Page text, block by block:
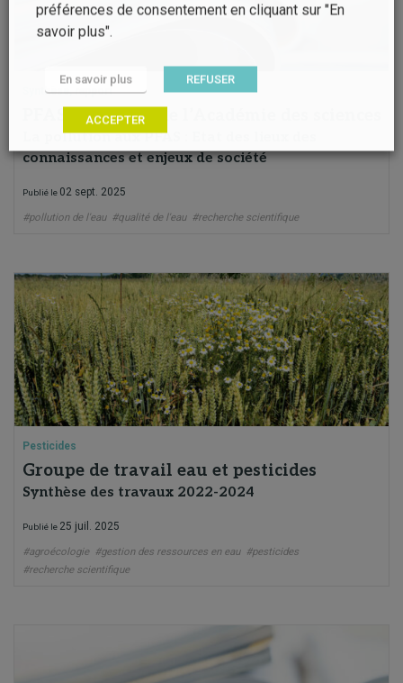
Synthèse, rapport
PFAS – Rapport de l’Académie des sciences
La pollution aux PFAS : Etat des lieux des
connaissances et enjeux de société
Publié le 02 sept. 2025
#pollution de l'eau #qualité de l'eau #recherche scientifique
Pesticides
Groupe de travail eau et pesticides
Synthèse des travaux 2022-2024
Publié le 25 juil. 2025
#agroécologie #gestion des ressources en eau #pesticides
#recherche scientifique
préférences de consentement en cliquant sur "En
savoir plus".
En savoir plus REFUSER
ACCEPTER